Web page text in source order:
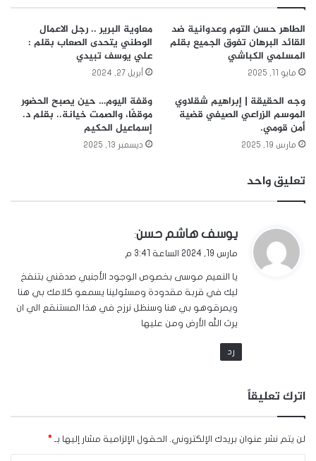
الطاهر حسن التوم وعدوانية ضد
القائد البرهان تفوق الجميع بقلم
المسلمي الكباشي
مايو 11, 2025
معاوية البرير .. رجل الاعمال
الوطني يتحدى الصعاب بقلم :
علي يوسف تبيدي
أبريل 27, 2024
وجه الحقيقة | إبراهيم شقلاوي
الموسم الزراعي الصيفي قضية
أمن قومي.
مارس 19, 2025
وقفة اليوم… حين يصبح الحضور
موقفًا، والصمت خيانة.. بقلم د.
إسماعيل الحكيم
ديسمبر 13, 2025
تعليق واحد
ي
ل
يوسف هاشم حسن:
مارس 19, 2024 الساعة 3:41 م
يا النعيم موسى بخصوص الوجود الأجنبي صدقني بتنفخ
ليك في قربة مقدودة ومسئولينا يسمعو كلامك بي هنا
ويمرقوهو بي هنا وسنظل نرزح في هذا المستنقع الي ان
يرث الله الأرض ومن عليها
رد
اترك تعليقاً
لن يتم نشر عنوان بريدك الإلكتروني. الحقول الإلزامية مشار إليها بـ *